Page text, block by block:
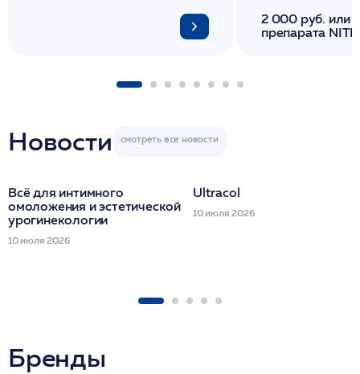
2 000 руб. или
препарата
Новости
Всё для интимного
омоложения и эстетической
урогинекологии
10 июля 2026
Ultracol
10 июля 2026
Бренды